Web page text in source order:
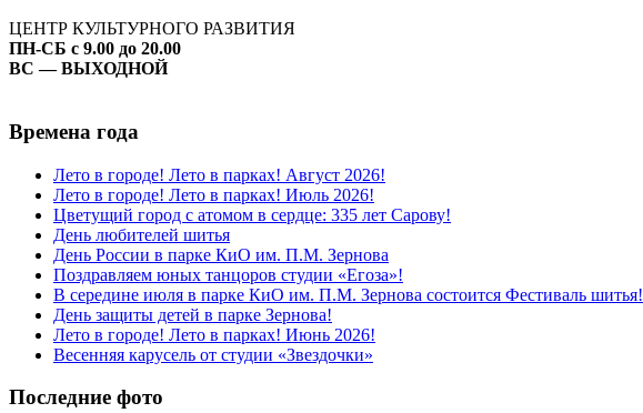
ЦЕНТР КУЛЬТУРНОГО РАЗВИТИЯ
ПН-СБ с 9.00 до 20.00
ВС — ВЫХОДНОЙ
Времена года
Лето в городе! Лето в парках! Август 2026!
Лето в городе! Лето в парках! Июль 2026!
Цветущий город с атомом в сердце: 335 лет Сарову!
День любителей шитья
День России в парке КиО им. П.М. Зернова
Поздравляем юных танцоров студии «Егоза»!
В середине июля в парке КиО им. П.М. Зернова состоится Фестиваль шитья!
День защиты детей в парке Зернова!
Лето в городе! Лето в парках! Июнь 2026!
Весенняя карусель от студии «Звездочки»
Последние фото